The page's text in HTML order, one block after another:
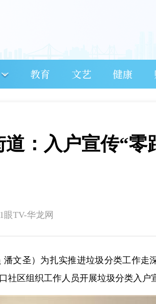
教育 文艺 健康
：入户宣传“零
眼TV-华龙网
潘文圣）为扎实推进垃圾分类工作走
社区组织工作人员开展垃圾分类入户